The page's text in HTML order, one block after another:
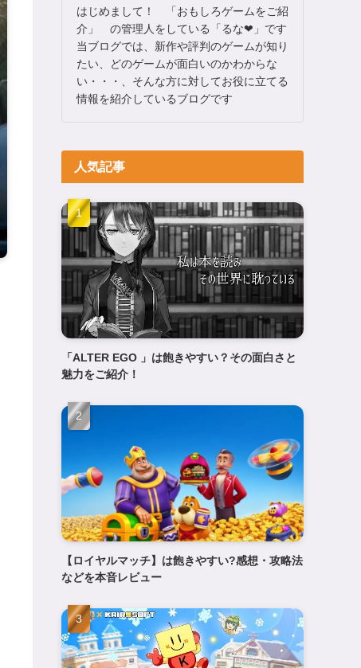
はじめまして！ 「おもしろゲームをご紹
介」 の管理人をしている「るな❤」です
当ブログでは、新作や評判のゲームが知り
たい、どのゲームが面白いのかわからな
い・・・、そんな方に対してお役に立てる
情報を紹介しているブログです
人気記事
「ALTER EGO 」は飽きやすい？その面白さと
魅力をご紹介！
【ロイヤルマッチ】は飽きやすい?感想・攻略法
などを本音レビュー